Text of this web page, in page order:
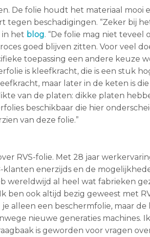
De folie houdt het materiaal mooi
beschadigingen. “Zeker bij
in het blog. “De folie mag niet teveel
goed blijven zitten. Voor veel
toepassing een andere keuze
is kleefkracht, die is een stuk
maar later in de keten is
van de platen: dikke platen
beschikbaar die hier
van deze folie.”
RVS-folie. Met 28 jaar
enerzijds en de
wereldwijd al heel wat fabrieken
ben ook altijd bezig geweest met
alleen een beschermfolie, maar de
nieuwe generaties machines.
is geworden voor vragen